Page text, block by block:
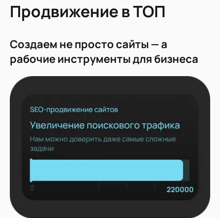
Продвижение в ТОП
Создаем не просто сайты — а
рабочие инструменты для бизнеса